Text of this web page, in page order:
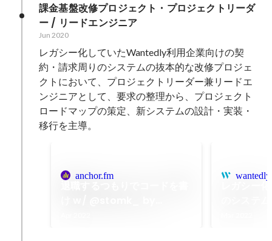
課金基盤改修プロジェクト・プロジェクトリーダ
ー / リードエンジニア
Jun 2020
レガシー化していたWantedly利用企業向けの契
約・請求周りのシステムの抜本的な改修プロジェ
クトにおいて、プロジェクトリーダー兼リードエ
ンジニアとして、要求の整理から、プロジェクト
ロードマップの策定、新システムの設計・実装・
移行を主導。
anchor.fm